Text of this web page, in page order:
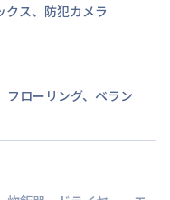
日以内
クス、 防犯カメラ
フローリング、 ベラン